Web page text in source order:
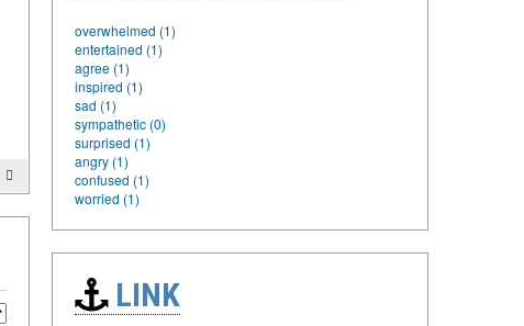
overwhelmed (1)
entertained (1)
agree (1)
inspired (1)
sad (1)
sympathetic (0)
surprised (1)
angry (1)
confused (1)
worried (1)
LINK